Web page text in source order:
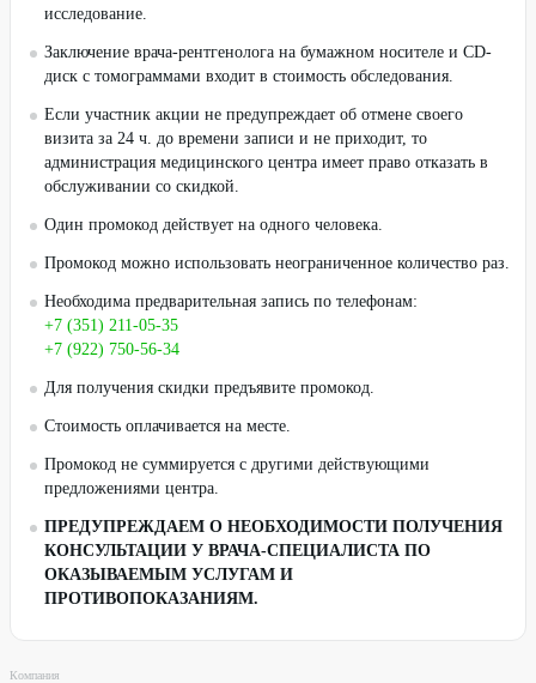
исследование.
Заключение врача-рентгенолога на бумажном носителе и CD-
диск с томограммами входит в стоимость обследования.
Если участник акции не предупреждает об отмене своего
визита за 24 ч. до времени записи и не приходит, то
администрация медицинского центра имеет право отказать в
обслуживании со скидкой.
Один промокод действует на одного человека.
Промокод можно использовать неограниченное количество раз.
Необходима предварительная запись по телефонам:
+7 (351) 211-05-35
+7 (922) 750-56-34
Для получения скидки предъявите промокод.
Стоимость оплачивается на месте.
Промокод не суммируется с другими действующими
предложениями центра.
ПРЕДУПРЕЖДАЕМ О НЕОБХОДИМОСТИ ПОЛУЧЕНИЯ
КОНСУЛЬТАЦИИ У ВРАЧА-СПЕЦИАЛИСТА ПО
ОКАЗЫВАЕМЫМ УСЛУГАМ И
ПРОТИВОПОКАЗАНИЯМ.
Компания